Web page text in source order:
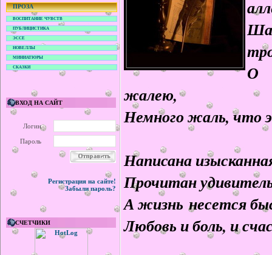
ПРОЗА
ВОСПИТАНИЕ ЧУВСТВ
ПУБЛИЦИСТИКА
ЭССЕ
НОВЕЛЛЫ
МИНИАТЮРЫ
СКАЗКИ
ВХОД НА САЙТ
Логин
Пароль
Регистрация на сайте!
Забыли пароль?
СЧЕТЧИКИ
О
жалею,
Немного жаль, что
Написана
Прочитан
А жизнь несется
Любовь и боль, и